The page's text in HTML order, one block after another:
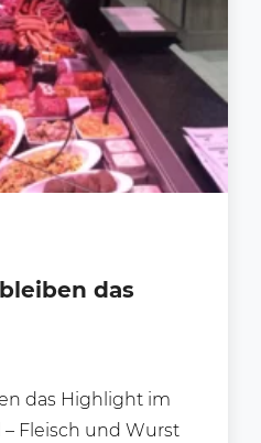
das
das Highlight im
Fleisch und Wurst